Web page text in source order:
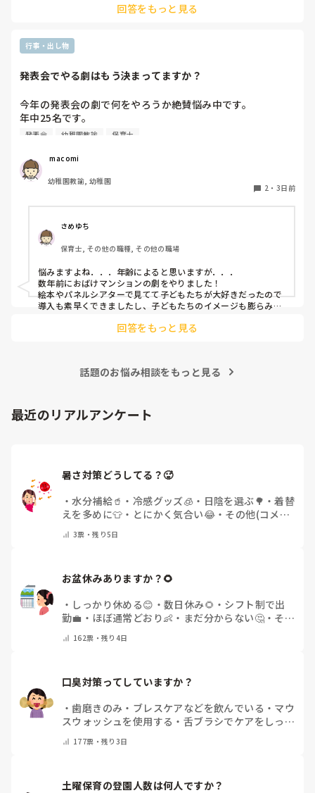
回答をもっと見る
行事・出し物
発表会でやる劇はもう決まってますか？
今年の発表会の劇で何をやろうか絶賛悩み中です。
年中25名です。
過去に「これは子どもたちも楽しんで大成功だった！」「観
ひ教えてほしいです！
発表会 幼稚園教諭 保育士
macomi
幼稚園教諭, 幼稚園
2 ・ 3日前
さめゆち
保育士, その他の職種, その他の職場
悩みますよね．．．年齢によると思いますが．．．
数年前におばけマンションの劇をやりました！
絵本やパネルシアターで見てて子どもたちが大好きだったので
導入も素早くできましたし、子どもたちのイメージも膨らみや
回答をもっと見る
話題のお悩み相談をもっと見る
最近のリアルアンケート
暑さ対策どうしてる？🥵
・水分補給🥤 ・ 冷感グッズ🧊 ・ 日陰を選ぶ🌳 ・着替
えを多めに👕 ・ とにかく気合い😂・ その他(コメン
3票・残り5日
お盆休みありますか？🌻
・ しっかり休める😊 ・ 数日休み🌻 ・ シフト制で出
勤💼 ・ ほぼ通常どおり👶 ・ まだ分からない🤔・ その
162票・残り4日
口臭対策ってしていますか？
・歯磨きのみ ・ ブレスケアなどを飲んでいる ・ マウ
スウォッシュを使用する ・ 舌ブラシでケアをしっか
の他(コメントで教えて下さい)
177票・残り3日
土曜保育の登園人数は何人ですか？